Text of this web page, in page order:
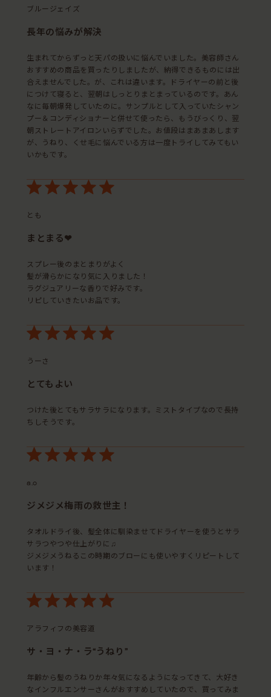
ブルージェイズ
長年の悩みが解決
生まれてからずっと天パの扱いに悩んでいました。美容師さん
おすすめの商品を買ったりしましたが、納得できるものには出
合えませんでした。が、これは違います。ドライヤーの前と後
につけて寝ると、翌朝はしっとりまとまっているのです。あん
なに毎朝爆発していたのに。サンプルとして入っていたシャン
プー＆コンディショナーと併せて使ったら、もうびっくり、翌
朝ストレートアイロンいらずでした。お値段はまあまあします
が、うねり、くせ毛に悩んでいる方は一度トライしてみてもい
いかもです。
とも
まとまる❤︎
スプレー後のまとまりがよく
髪が滑らかになり気に入りました！
ラグジュアリーな香りで好みです。
リピしていきたいお品です。
うーさ
とてもよい
つけた後とてもサラサラになります。ミストタイプなので長持
ちしそうです。
a.o
ジメジメ梅雨の救世主！
タオルドライ後、髪全体に馴染ませてドライヤーを使うとサラ
サラつやつや仕上がりに♫
ジメジメうねるこの時期のブローにも使いやすくリピートして
います！
アラフィフの美容道
サ・ヨ・ナ・ラ“うねり”
年齢から髪のうねりか年々気になるようになってきて、大好き
なインフルエンサーさんがおすすめしていたので、買ってみま